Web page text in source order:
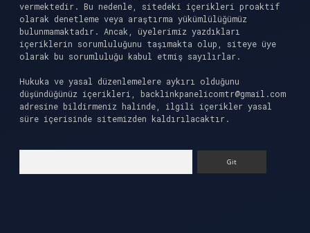
vermektedir. Bu nedenle, sitedeki içerikleri proaktif
olarak denetleme veya araştırma yükümlülüğümüz
bulunmamaktadır. Ancak, üyelerimiz yazdıkları
içeriklerin sorumluluğunu taşımakta olup, siteye üye
olarak bu sorumluluğu kabul etmiş sayılırlar.
Hukuka ve yasal düzenlemelere aykırı olduğunu
düşündüğünüz içerikleri, backlinkpanelicomtr@gmail.com
adresine bildirmeniz halinde, ilgili içerikler yasal
süre içerisinde sitemizden kaldırılacaktır.